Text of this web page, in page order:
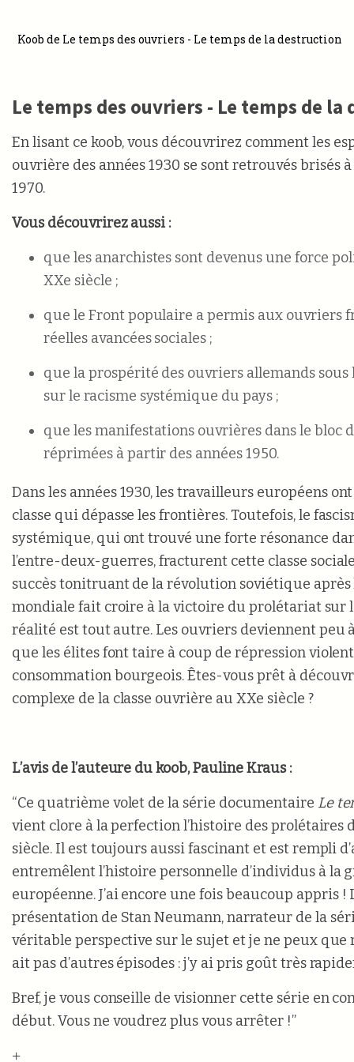
Koob de Le temps des ouvriers - Le temps de la destruction
Le temps des ouvriers - Le temps de
En lisant ce koob, vous découvrirez comment les
ouvrière des années 1930 se sont retrouvés brisés
1970.
Vous découvrirez aussi :
que les anarchistes sont devenus une force
XXe siècle ;
que le Front populaire a permis aux ouvriers
réelles avancées sociales ;
que la prospérité des ouvriers allemands sous
sur le racisme systémique du pays ;
que les manifestations ouvrières dans le bloc
réprimées à partir des années 1950.
Dans les années 1930, les travailleurs européens
classe qui dépasse les frontières. Toutefois, le
systémique, qui ont trouvé une forte résonance
l’entre-deux-guerres, fracturent cette classe
succès tonitruant de la révolution soviétique après
mondiale fait croire à la victoire du prolétariat sur
réalité est tout autre. Les ouvriers deviennent peu
que les élites font taire à coup de répression
consommation bourgeois. Êtes-vous prêt à
complexe de la classe ouvrière au XXe siècle ?
L’avis de l’auteure du koob, Pauline Kraus :
“Ce quatrième volet de la série documentaire Le
vient clore à la perfection l’histoire des prolétaires
siècle. Il est toujours aussi fascinant et est rempli
entremêlent l’histoire personnelle d’individus à la
européenne. J’ai encore une fois beaucoup appris !
présentation de Stan Neumann, narrateur de la
véritable perspective sur le sujet et je ne peux que
ait pas d’autres épisodes : j’y ai pris goût très
Bref, je vous conseille de visionner cette série en
début. Vous ne voudrez plus vous arrêter !”
+